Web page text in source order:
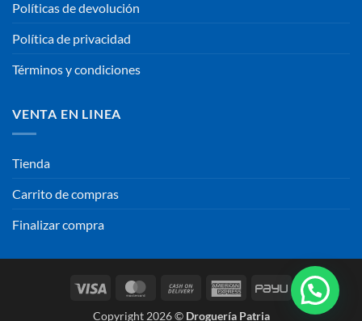
Políticas de devolución
Política de privacidad
Términos y condiciones
VENTA EN LINEA
Tienda
Carrito de compras
Finalizar compra
Visa MasterCardCash
AmericanPayU
Copyright 2026 © Droguería Patria